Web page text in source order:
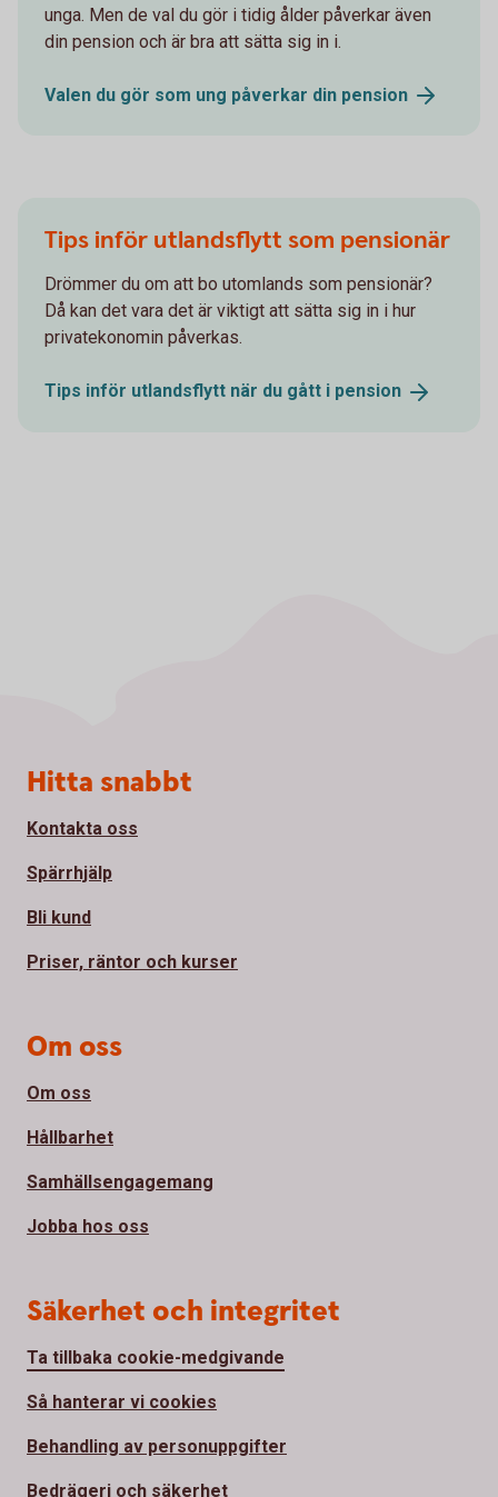
unga. Men de val du gör i tidig ålder påverkar även
din pension och är bra att sätta sig in i.
Valen du gör som ung påverkar din pension
Tips inför utlandsflytt som pensionär
Drömmer du om att bo utomlands som pensionär?
Då kan det vara det är viktigt att sätta sig in i hur
privatekonomin påverkas.
Tips inför utlandsflytt när du gått i pension
Sidfot
Hitta snabbt
Kontakta oss
Spärrhjälp
Bli kund
Priser, räntor och kurser
Om oss
Om oss
Hållbarhet
Samhällsengagemang
Jobba hos oss
Säkerhet och integritet
Ta tillbaka cookie-medgivande
Så hanterar vi cookies
Behandling av personuppgifter
Bedrägeri och säkerhet